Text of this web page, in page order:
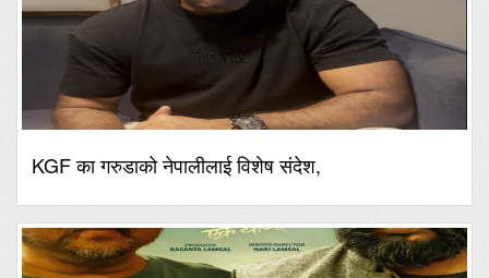
KGF का गरुडाको नेपालीलाई विशेष संदेश,